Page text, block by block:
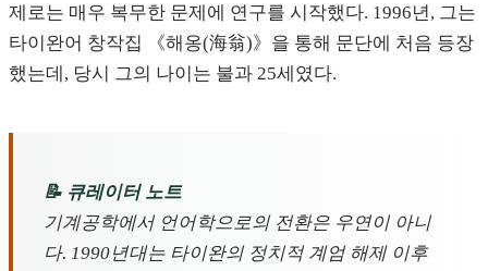
제로는 매우 복무한 문제에 연구를 시작했다. 1996년, 그는
타이완어 창작집 《해옹(海翁)》을 통해 문단에 처음 등장
했는데, 당시 그의 나이는 불과 25세였다.
📝 큐레이터 노트
기계공학에서 언어학으로의 전환은 우연이 아니
다. 1990년대는 타이완의 정치적 계엄 해제 이후